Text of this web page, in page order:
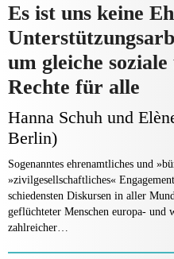
Es ist uns keine
um gleiche
Rechte für alle
Hanna Schuh und
Berlin)
Sogenanntes ehrenamtliches und
»zivilgesellschaftliches«
schiedensten Diskursen in aller
geflüchteter Menschen europa-
zahlreicher…